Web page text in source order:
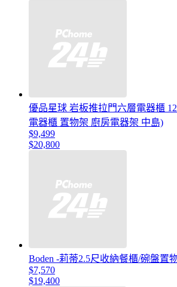
優品星球 岩板推拉門六層電器櫃
電器櫃 置物架 廚房電器架 中島)
$9,499
$20,800
Boden -莉蒂2.5尺收納餐櫃/碗盤置
$7,570
$19,400